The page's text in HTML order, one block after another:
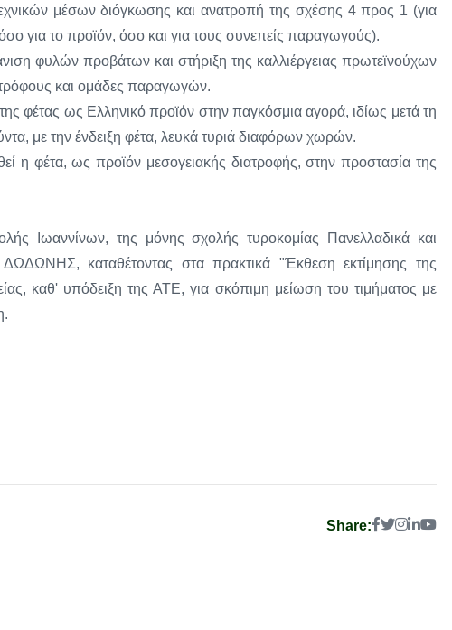
μέσων διόγκωσης και ανατροπή της σχέσης 4 προς 1 (για
για το προϊόν, όσο και για τους συνεπείς παραγωγούς).
φυλών προβάτων και στήριξη της καλλιέργειας πρωτεϊνούχων
και ομάδες παραγωγών.
φέτας ως Ελληνικό προϊόν στην παγκόσμια αγορά, ιδίως μετά τη
με την ένδειξη φέτα, λευκά τυριά διαφόρων χωρών.
η φέτα, ως προϊόν μεσογειακής διατροφής, στην προστασία της
Ιωαννίνων, της μόνης σχολής τυροκομίας Πανελλαδικά και
καταθέτοντας στα πρακτικά "Έκθεση εκτίμησης της
καθ' υπόδειξη της ΑΤΕ, για σκόπιμη μείωση του τιμήματος με
Share: